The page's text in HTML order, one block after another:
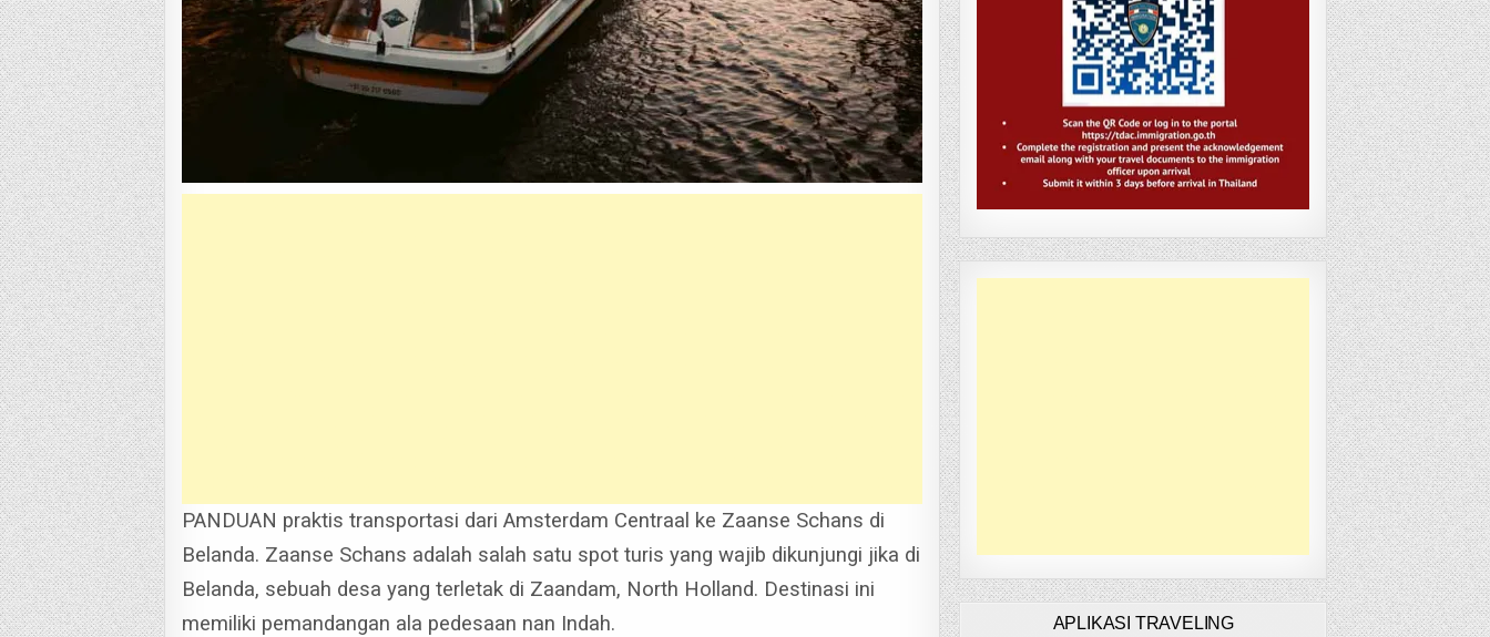
PANDUAN praktis transportasi dari Amsterdam Centraal ke Zaanse Schans di
Belanda. Zaanse Schans adalah salah satu spot turis yang wajib dikunjungi jika di
Belanda, sebuah desa yang terletak di Zaandam, North Holland. Destinasi ini
memiliki pemandangan ala pedesaan nan Indah.
APLIKASI TRAVELING